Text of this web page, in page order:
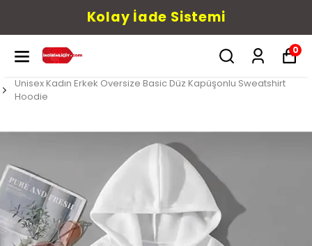
Kolay İade Sistemi
0
Unisex Kadın Erkek Oversize Basic Düz Kapüşonlu Sweatshirt
Hoodie